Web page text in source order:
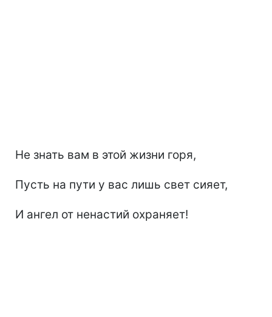
Не знать вам в этой жизни горя,
Пусть на пути у вас лишь свет сияет,
И ангел от ненастий охраняет!